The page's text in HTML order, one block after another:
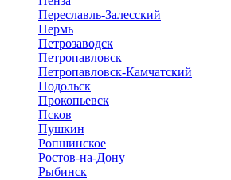
Переславль-Залесский
Пермь
Петрозаводск
Петропавловск
Петропавловск-Камчатский
Подольск
Прокопьевск
Псков
Пушкин
Ропшинское
Ростов-на-Дону
Рыбинск